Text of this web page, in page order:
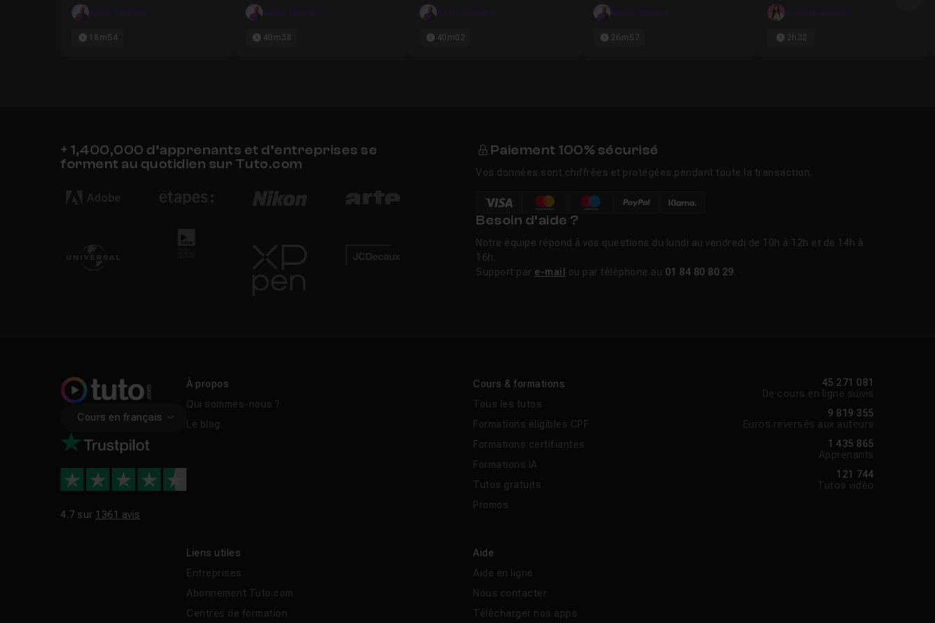
Kevin Peeters
18m54
Réussir !
Kevin Peeters
40m38
meilleur vendeur
Kevin Peeters
40m02
pour Faire une Impression
Inoubliable !
Kevin Peeters
26m57
Rizlène Medari
2h32
+ 1,400,000 d’apprenants et d’entreprises se
forment au quotidien sur Tuto.com
Paiement 100% sécurisé
Vos données sont chiffrées et protégées pendant toute la transaction.
Besoin d’aide ?
Notre équipe répond à vos questions du lundi au vendredi de 10h à 12h et de 14h à
16h.
Support par e-mail ou par téléphone au 01 84 80 80 29.
Cours en français
4.7 sur 1361 avis
À propos
Qui sommes-nous ?
Le blog
Cours & formations
Tous les tutos
Formations éligibles CPF
Formations certifiantes
Formations IA
Tutos gratuits
Promos
Liens utiles
Entreprises
Abonnement Tuto.com
Centres de formation
Aide
Aide en ligne
Nous contacter
Télécharger nos apps
45 271 081
De cours en ligne suivis
9 819 355
Euros reversés aux auteurs
1 435 865
Apprenants
121 744
Tutos vidéo